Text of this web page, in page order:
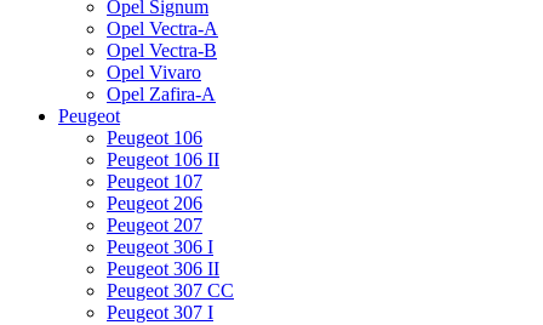
Opel Signum
Opel Vectra-A
Opel Vectra-B
Opel Vivaro
Opel Zafira-A
Peugeot
Peugeot 106
Peugeot 106 II
Peugeot 107
Peugeot 206
Peugeot 207
Peugeot 306 I
Peugeot 306 II
Peugeot 307 CC
Peugeot 307 I